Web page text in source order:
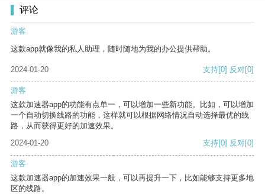
评论
游客
这款app就像我的私人助理，随时随地为我的办公提供帮助。
2024-01-20 支持[0] 反对[0]
游客
这款加速器app的功能有点单一，可以增加一些新功能。比如，可以增加
一个自动切换线路的功能，这样就可以根据网络情况自动选择最优的线
路，从而获得更好的加速效果。
2024-01-20
支持[0] 反对[0]
游客
这款加速器app的加速效果一般，可以再提升一下，比如能够支持更多地
区的线路。